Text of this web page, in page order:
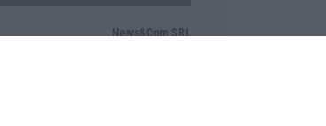
News&Com SRL